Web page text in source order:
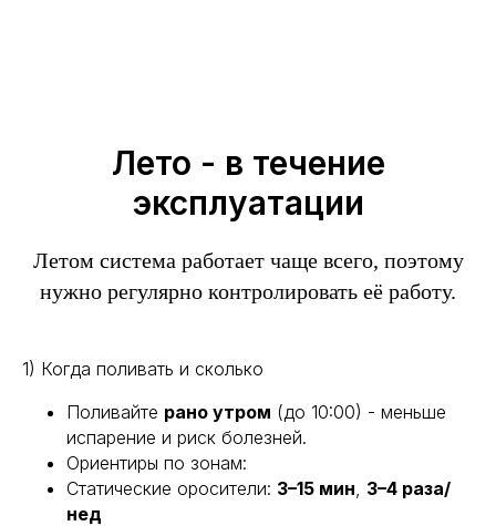
Лето - в течение
эксплуатации
Летом система работает чаще всего, поэтому
нужно регулярно контролировать её работу.
1) Когда поливать и сколько
Поливайте рано утром (до 10:00) - меньше
испарение и риск болезней.
Ориентиры по зонам:
Статические оросители: 3–15 мин, 3–4 раза/
нед